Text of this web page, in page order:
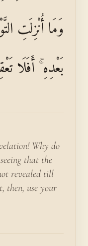
وَمَا أُنْزِلَتِ
بَعْدِهِ ۚ أَفَلَا
Why do
that the
revealed till
then, use your